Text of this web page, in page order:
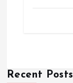
Recent Posts